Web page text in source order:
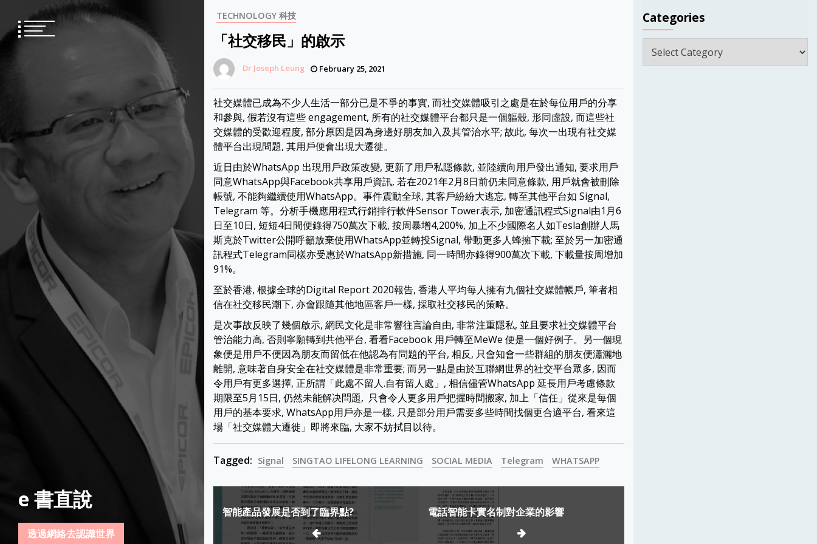
content
e 書直說
透過網絡去認識世界
TECHNOLOGY 科技
「社交移民」的啟示
Dr Joseph Leung February 25, 2021
社交媒體已成為不少人生活一部分已是不爭的事實, 而社交媒體吸引之處是在於每位用戶的分享
和參與, 假若沒有這些 engagement, 所有的社交媒體平台都只是一個軀殼, 形同虛設, 而這些社
交媒體的受歡迎程度, 部分原因是因為身邊好朋友加入及其管治水平; 故此, 每次一出現有社交媒
體平台出現問題, 其用戶便會出現大遷徙。
近日由於WhatsApp 出現用戶政策改變, 更新了用戶私隱條款, 並陸續向用戶發出通知, 要求用戶
同意WhatsApp與Facebook共享用戶資訊, 若在2021年2月8日前仍未同意條款, 用戶就會被刪除
帳號, 不能夠繼續使用WhatsApp。事件震動全球, 其客戶紛紛大逃忘, 轉至其他平台如 Signal,
Telegram 等。分析手機應用程式行銷排行軟件Sensor Tower表示, 加密通訊程式Signal由1月6
日至10日, 短短4日間便錄得750萬次下載, 按周暴增4,200%, 加上不少國際名人如Tesla創辦人馬
斯克於Twitter公開呼籲放棄使用WhatsApp並轉投Signal, 帶動更多人蜂擁下載; 至於另一加密通
訊程式Telegram同樣亦受惠於WhatsApp新措施, 同一時間亦錄得900萬次下載, 下載量按周增加
91%。
至於香港, 根據全球的Digital Report 2020報告, 香港人平均每人擁有九個社交媒體帳戶, 筆者相
信在社交移民潮下, 亦會跟隨其他地區客戶一樣, 採取社交移民的策略。
是次事故反映了幾個啟示, 網民文化是非常響往言論自由, 非常注重隱私, 並且要求社交媒體平台
管治能力高, 否則寧願轉到共他平台, 看看Facebook 用戶轉至MeWe 便是一個好例子。另一個現
象便是用戶不便因為朋友而留低在他認為有問題的平台, 相反, 只會知會一些群組的朋友便瀟灑地
離開, 意味著自身安全在社交媒體是非常重要; 而另一點是由於互聯網世界的社交平台眾多, 因而
令用戶有更多選擇, 正所謂「此處不留人.自有留人處」, 相信儘管WhatsApp 延長用戶考慮條款
期限至5月15日, 仍然未能解决問題, 只會令人更多用戶把握時間搬家, 加上「信任」從來是每個
用戶的基本要求, WhatsApp用戶亦是一樣, 只是部分用戶需要多些時間找個更合適平台, 看來這
場「社交媒體大遷徙」即將來臨, 大家不妨拭目以待。
Tagged: Signal SINGTAO LIFELONG LEARNING SOCIAL MEDIA Telegram WHATSAPP
Post
navigation
智能產品發展是否到了臨界點? 電話智能卡實名制對企業的影響
Categories
Categories